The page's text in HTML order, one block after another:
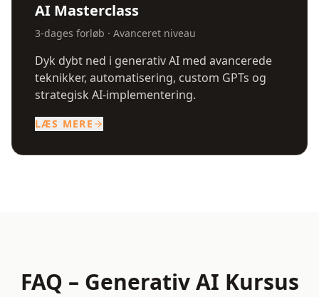
AI Masterclass
3-dages forløb · Avanceret niveau
Dyk dybt ned i generativ AI med avancerede
teknikker, automatisering, custom GPTs og
strategisk AI-implementering.
LÆS MERE
FAQ – Generativ AI Kursus